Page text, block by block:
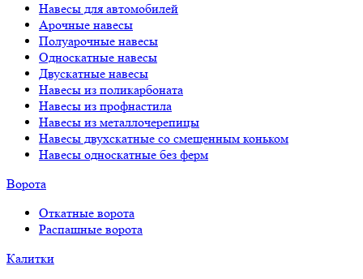
Навесы для автомобилей
Арочные навесы
Полуарочные навесы
Односкатные навесы
Двускатные навесы
Навесы из поликарбоната
Навесы из профнастила
Навесы из металлочерепицы
Навесы двухскатные со смещенным коньком
Навесы односкатные без ферм
Ворота
Откатные ворота
Распашные ворота
Калитки